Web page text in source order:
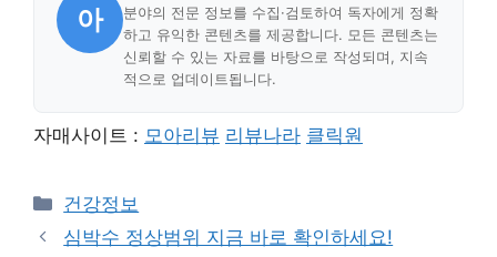
아
분야의 전문 정보를 수집·검토하여 독자에게 정확
하고 유익한 콘텐츠를 제공합니다. 모든 콘텐츠는
신뢰할 수 있는 자료를 바탕으로 작성되며, 지속
적으로 업데이트됩니다.
자매사이트 : 모아리뷰 리뷰나라 클릭원
Categories
건강정보
심박수 정상범위 지금 바로 확인하세요!